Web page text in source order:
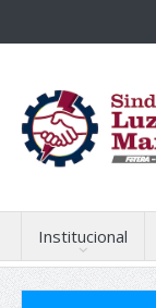
Institucional